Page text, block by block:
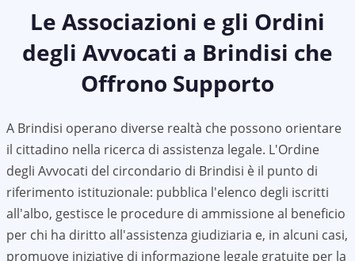
Le Associazioni e gli Ordini
degli Avvocati a Brindisi che
Offrono Supporto
A Brindisi operano diverse realtà che possono orientare
il cittadino nella ricerca di assistenza legale. L'Ordine
degli Avvocati del circondario di Brindisi è il punto di
riferimento istituzionale: pubblica l'elenco degli iscritti
all'albo, gestisce le procedure di ammissione al beneficio
per chi ha diritto all'assistenza giudiziaria e, in alcuni casi,
promuove iniziative di informazione legale gratuite per la